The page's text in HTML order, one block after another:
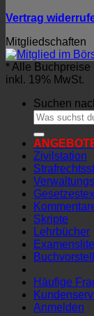
Vertrag
Mitgliedschaften
* Alle Buchpreise
inkl. 19% MwSt.
Suchen
Zivilstation
Skripte
Lehrbücher
Häufige
Anmelden